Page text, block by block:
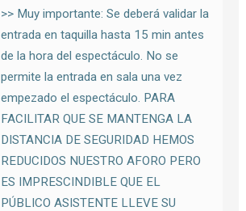
>> Muy importante: Se deberá validar la
entrada en taquilla hasta 15 min antes
de la hora del espectáculo. No se
permite la entrada en sala una vez
empezado el espectáculo. PARA
FACILITAR QUE SE MANTENGA LA
DISTANCIA DE SEGURIDAD HEMOS
REDUCIDOS NUESTRO AFORO PERO
ES IMPRESCINDIBLE QUE EL
PÚBLICO ASISTENTE LLEVE SU